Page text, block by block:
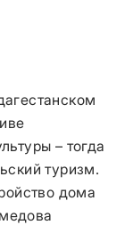
– тогда
туризм.
дома